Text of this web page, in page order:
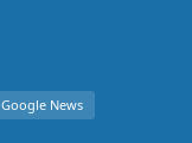
Google News